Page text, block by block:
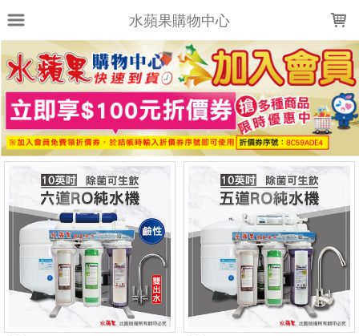
水蘋果購物中心
上架時間 銷售件數 銷售價格
樣式尺寸篩選
全部樣式
全部尺寸